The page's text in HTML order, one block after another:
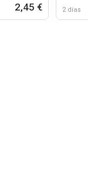
2,45 € 2 días